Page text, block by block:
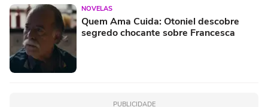
NOVELAS
Quem Ama Cuida: Otoniel descobre
segredo chocante sobre Francesca
PUBLICIDADE